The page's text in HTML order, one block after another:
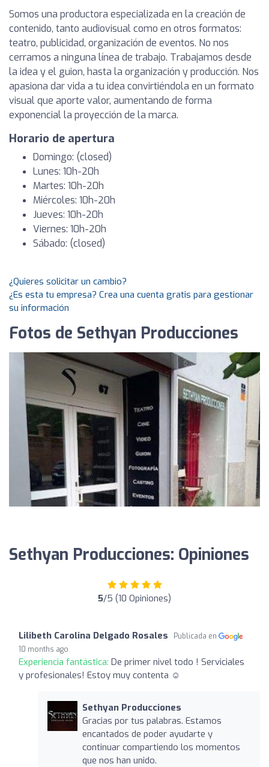
Somos una productora especializada en la creación de
contenido, tanto audiovisual como en otros formatos:
teatro, publicidad, organización de eventos. No nos
cerramos a ninguna línea de trabajo. Trabajamos desde
la idea y el guion, hasta la organización y producción. Nos
apasiona dar vida a tu idea convirtiéndola en un formato
visual que aporte valor, aumentando de forma
exponencial la proyección de la marca.
Horario de apertura
Domingo: (closed)
Lunes: 10h-20h
Martes: 10h-20h
Miércoles: 10h-20h
Jueves: 10h-20h
Viernes: 10h-20h
Sábado: (closed)
¿Quieres solicitar un cambio?
¿Es esta tu empresa? Crea una cuenta gratis para gestionar
su información
Fotos de Sethyan Producciones
Sethyan Producciones: Opiniones
5/5 (10 Opiniones)
Lilibeth Carolina Delgado Rosales
Publicada en
10 months ago
Experiencia fantástica: De primer nivel todo ! Serviciales
y profesionales! Estoy muy contenta ☺️
Sethyan Producciones
Gracias por tus palabras. Estamos
encantados de poder ayudarte y
continuar compartiendo los momentos
que nos han unido.